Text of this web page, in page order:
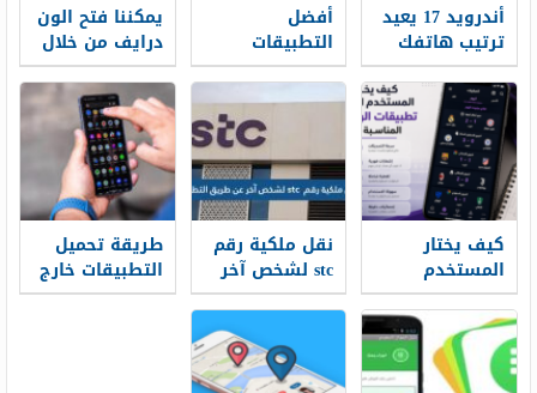
أندرويد 17 يعيد
ترتيب هاتفك
من الداخل
أفضل
التطبيقات
الرياضية
للهواتف الذكية
يمكننا فتح الون
درايف من خلال
منصة مدرستي
كيف يختار
المستخدم
العربي تطبيقات
الرياضة
المناسبة له؟
نقل ملكية رقم
stc لشخص آخر
عن طريق
التطبيق
طريقة تحميل
التطبيقات خارج
متجر Google